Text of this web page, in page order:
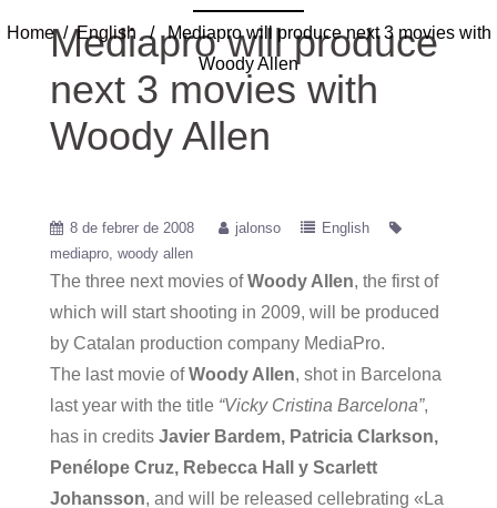
Home/English / Mediapro will produce next 3 movies with
Woody Allen
Mediapro will produce
next 3 movies with
Woody Allen
8 de febrer de 2008 jalonso
English
mediapro woody allen
The three next movies ofWoody Allen, the first of
which will start shooting in 2009, will be produced
by Catalan production company MediaPro.
The last movie ofWoody Allen, shot in Barcelona
last year with the title “Vicky Cristina Barcelona”,
has in credits Javier Bardem, Patricia Clarkson,
Penélope Cruz, Rebecca Hall y Scarlett
Johansson, and will be released cellebrating «La